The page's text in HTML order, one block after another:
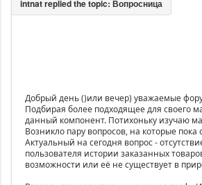
Добрый день ()или вечер) уважаемые
Подбирая более подходящее для своего
данный компонент. Потихоньку изучаю
Возникло пару вопросов, на которые
Актуальный на сегодня вопрос -
пользователя истории заказанных
возможности или её не существует в